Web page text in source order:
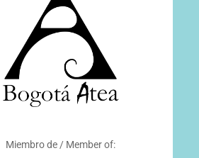
Miembro de / Member of: